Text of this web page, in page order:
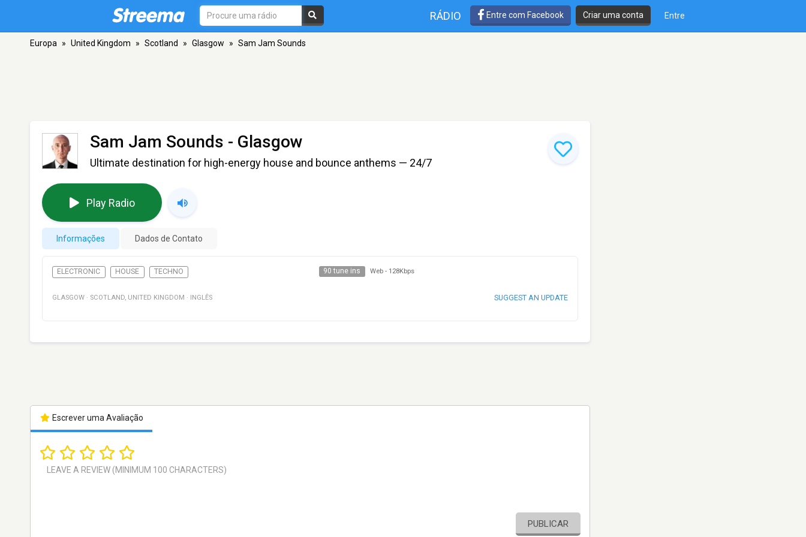
RÁDIO Entre com Facebook Criar uma conta Entre
Europa » United Kingdom » Scotland » Glasgow » Sam Jam Sounds
Sam Jam Sounds - Glasgow
Ultimate destination for high-energy house and bounce anthems — 24/7
Play Radio
Informações Dados de Contato
ELECTRONIC HOUSE TECHNO 90 tune ins Web - 128Kbps
GLASGOW · SCOTLAND, UNITED KINGDOM · INGLÊS SUGGEST AN UPDATE
Escrever uma Avaliação
PUBLICAR